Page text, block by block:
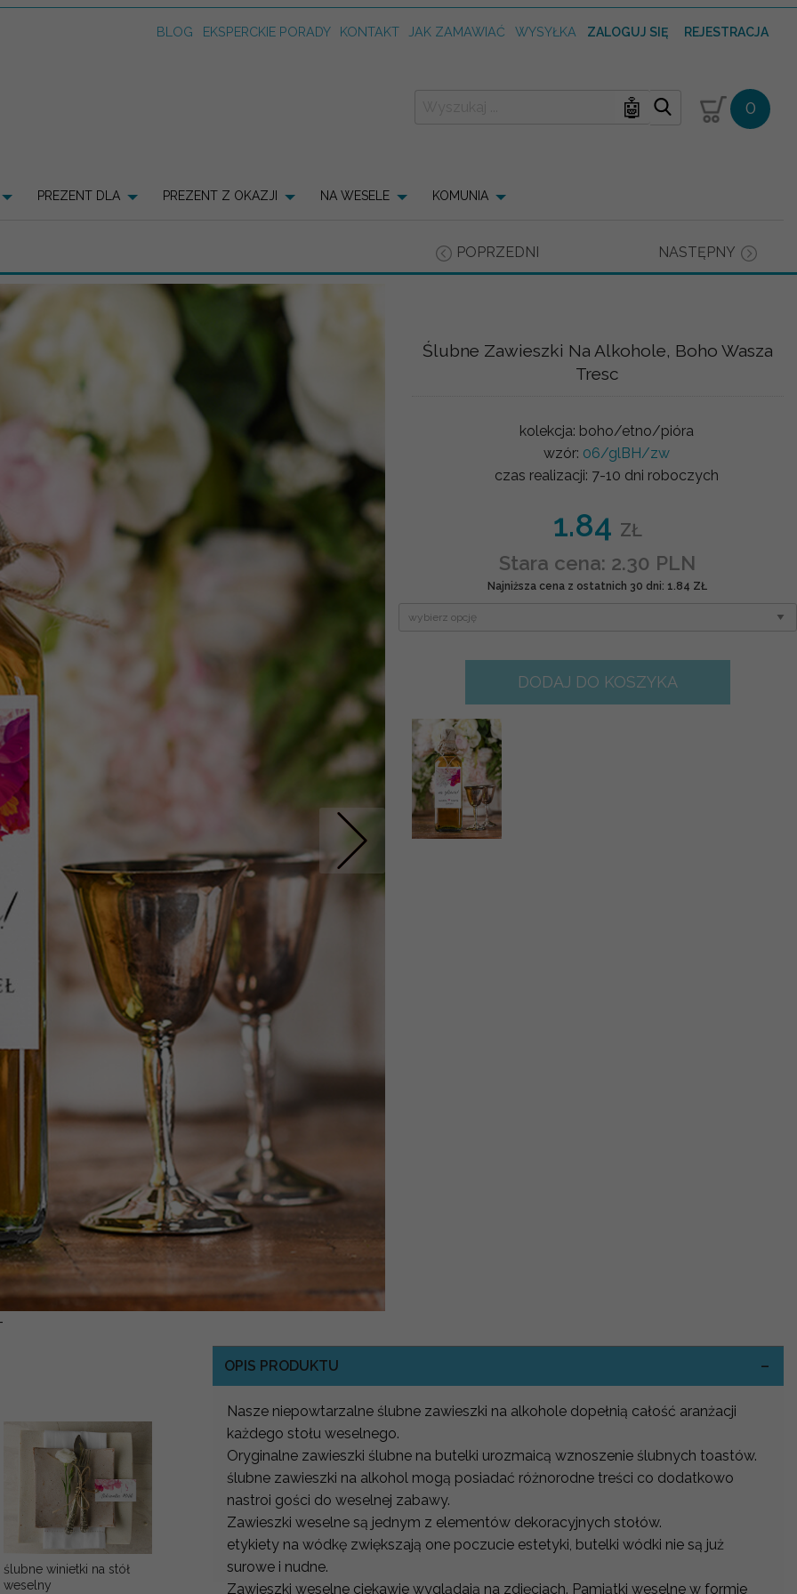
BLOG EKSPERCKIE PORADY KONTAKT JAK ZAMAWIAĆ WYSYŁKA ZALOGUJ SIĘ REJESTRACJA
🤖 0
PREZENT DLA PREZENT Z OKAZJI NA WESELE KOMUNIA
POPRZEDNI NASTĘPNY
Nastepne
Ślubne Zawieszki Na Alkohole, Boho Wasza
Tresc
kolekcja: boho/etno/pióra
wzór: 06/glBH/zw
czas realizacji: 7-10 dni roboczych
1.84 ZŁ
Stara cena: 2.30 PLN
Najniższa cena z ostatnich 30 dni: 1.84 ZŁ
DODAJ DO KOSZYKA
ślubne winietki na stół
weselny
OPIS PRODUKTU
Nasze niepowtarzalne ślubne zawieszki na alkohole dopełnią całość aranżacji
każdego stołu weselnego.
Oryginalne zawieszki ślubne na butelki urozmaicą wznoszenie ślubnych toastów.
ślubne zawieszki na alkohol mogą posiadać różnorodne treści co dodatkowo
nastroi gości do weselnej zabawy.
Zawieszki weselne są jednym z elementów dekoracyjnych stołów.
etykiety na wódkę zwiększają one poczucie estetyki, butelki wódki nie są już
surowe i nudne.
Zawieszki weselne ciekawie wyglądają na zdjęciach. Pamiątki weselne w formie